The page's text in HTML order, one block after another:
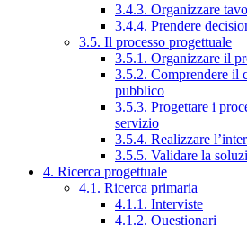
3.4.3. Organizzare
3.4.4. Prendere
3.5. Il processo progettuale
3.5.1. Organizzare il
3.5.2. Comprendere il
pubblico
3.5.3. Progettare i
servizio
3.5.4. Realizzare
3.5.5. Validare la
4. Ricerca progettuale
4.1. Ricerca primaria
4.1.1. Interviste
4.1.2. Questionari